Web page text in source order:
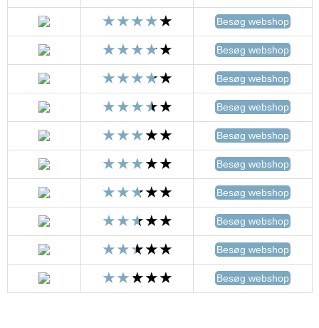
Besøg webshop
Besøg webshop
Besøg webshop
Besøg webshop
Besøg webshop
Besøg webshop
Besøg webshop
Besøg webshop
Besøg webshop
Besøg webshop